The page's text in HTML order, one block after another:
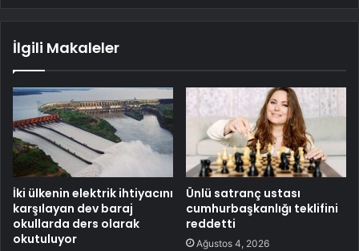
İlgili Makaleler
İki ülkenin elektrik ihtiyacını
karşılayan dev baraj
okullarda ders olarak
okutuluyor
Ünlü satranç ustası
cumhurbaşkanlığı teklifini
reddetti
Ağustos 4, 2026